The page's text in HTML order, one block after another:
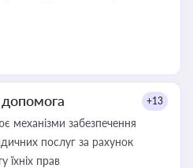
+13
механізми забезпечення
послуг за рахунок
їхніх прав